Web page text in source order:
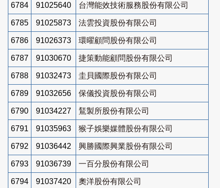
6784 91025640 台灣能效技術服務股份有限公司
6785 91025873 法雲投資股份有限公司
6786 91026373 環曜顧問股份有限公司
6787 91030670 捷策動能顧問股份有限公司
6788 91032473 圭貝國際股份有限公司
6789 91032656 保儀投資股份有限公司
6790 91034227 鵟製所股份有限公司
6791 91035963 猴子娛樂媒體股份有限公司
6792 91036442 興勝國際興業股份有限公司
6793 91036739 一百分股份有限公司
6794 91037420 奧洋股份有限公司